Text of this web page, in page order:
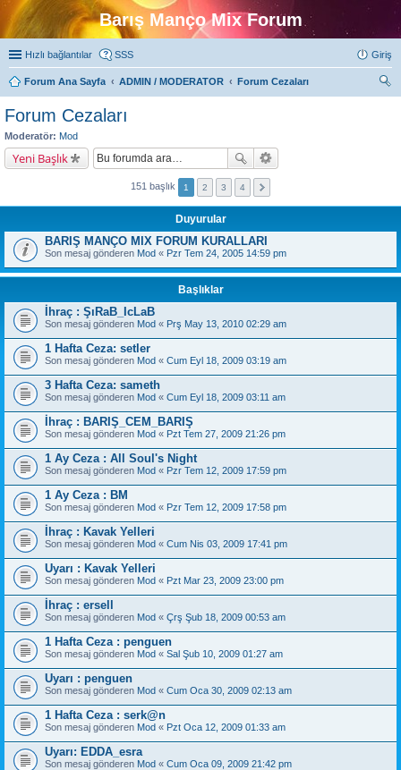
Barış Manço Mix Forum
Hızlı bağlantılar SSS Giriş
Forum Ana Sayfa ADMIN / MODERATOR
Forum Cezaları
Forum Cezaları
Moderatör: Mod
Yeni Başlık
151 başlık 1 2 3 4
Duyurular
BARIŞ MANÇO MIX FORUM KURALLARI
Son mesaj gönderen Mod « Pzr Tem 24, 2005 14:59 pm
Başlıklar
İhraç : ŞıRaB_IcLaB
Son mesaj gönderen Mod « Prş May 13, 2010 02:29 am
1 Hafta Ceza: setler
Son mesaj gönderen Mod « Cum Eyl 18, 2009 03:19 am
3 Hafta Ceza: sameth
Son mesaj gönderen Mod « Cum Eyl 18, 2009 03:11 am
İhraç : BARIŞ_CEM_BARIŞ
Son mesaj gönderen Mod « Pzt Tem 27, 2009 21:26 pm
1 Ay Ceza : All Soul's Night
Son mesaj gönderen Mod « Pzr Tem 12, 2009 17:59 pm
1 Ay Ceza : BM
Son mesaj gönderen Mod « Pzr Tem 12, 2009 17:58 pm
İhraç : Kavak Yelleri
Son mesaj gönderen Mod « Cum Nis 03, 2009 17:41 pm
Uyarı : Kavak Yelleri
Son mesaj gönderen Mod « Pzt Mar 23, 2009 23:00 pm
İhraç : ersell
Son mesaj gönderen Mod « Çrş Şub 18, 2009 00:53 am
1 Hafta Ceza : penguen
Son mesaj gönderen Mod « Sal Şub 10, 2009 01:27 am
Uyarı : penguen
Son mesaj gönderen Mod « Cum Oca 30, 2009 02:13 am
1 Hafta Ceza : serk@n
Son mesaj gönderen Mod « Pzt Oca 12, 2009 01:33 am
Uyarı: EDDA_esra
Son mesaj gönderen Mod « Cum Oca 09, 2009 21:42 pm